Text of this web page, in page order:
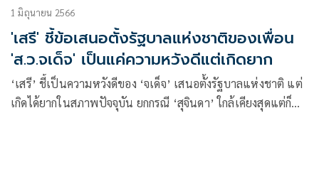
1 มิถุนายน 2566
'เสรี' ชี้ข้อเสนอตั้งรัฐบาลแห่งชาติของเพื่อน
'ส.ว.จเด็จ' เป็นแค่ความหวังดีแต่เกิดยาก
‘เสรี’ ชี้เป็นความหวังดีของ ‘จเด็จ’ เสนอตั้งรัฐบาลแห่งชาติ แต่
เกิดได้ยากในสภาพปัจจุบัน ยกกรณี ‘สุจินดา’ ใกล้เคียงสุดแต่ก็